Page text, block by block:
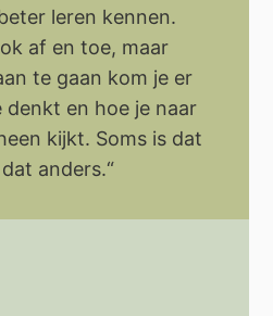
leren kennen.
af en toe, maar
te gaan kom je er
denkt en hoe je naar
kijkt. Soms is dat
anders.“